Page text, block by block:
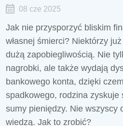
08 cze 2025
Jak nie przysporzyć bliskim
własnej śmierci? Niektórzy
dużą zapobiegliwością. Nie
nagrobki, ale także wydają
bankowego konta, dzięki
spadkowego, rodzina zyskuje
sumy pieniędzy. Nie wszyscy
wiedzą. Jak to zrobić?